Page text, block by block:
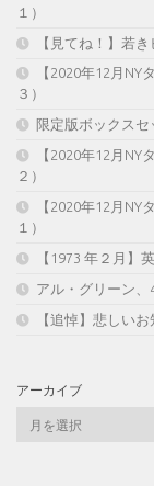
１）
【見てね！】若
【2020年12月NY
３）
限定版ボックス
【2020年12月NY
２）
【2020年12月NY
１）
【1973 年２月】
アル・グリーン、
【追悼】悲しい
アーカイブ